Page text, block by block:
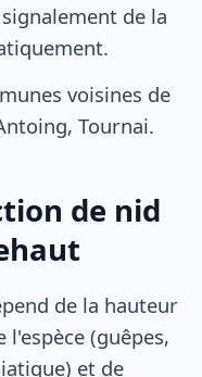
de la
voisines de
Tournai.
de nid
de la hauteur
(guêpes,
et de